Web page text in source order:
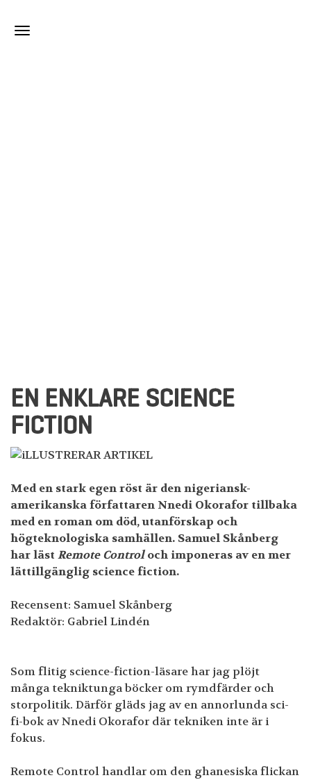
EN ENKLARE SCIENCE
FICTION
Med en stark egen röst är den nigeriansk-
amerikanska författaren Nnedi Okorafor tillbaka
med en roman om död, utanförskap och
högteknologiska samhällen. Samuel Skånberg
har läst Remote Controloch imponeras av en mer
lättillgänglig science fiction.
Recensent: Samuel Skånberg
Redaktör: Gabriel Lindén
Som flitig science-fiction-läsare har jag plöjt
många tekniktunga böcker om rymdfärder och
storpolitik. Därför gläds jag av en annorlunda sci-
fi-bok av Nnedi Okorafor där tekniken inte är i
fokus.
Remote Control handlar om den ghanesiska flickan